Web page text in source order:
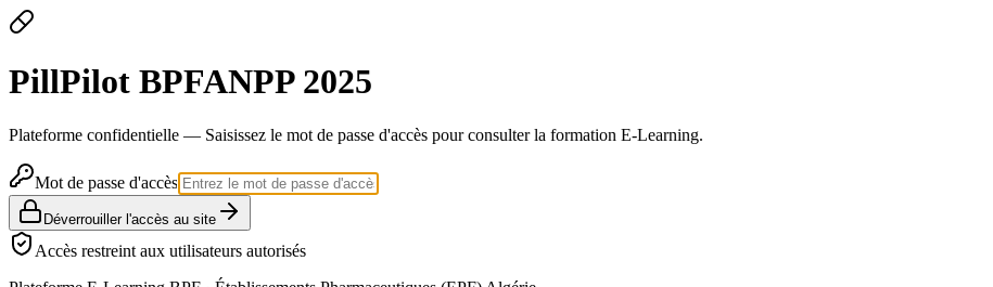
PillPilot BPFANPP 2025
Plateforme confidentielle — Saisissez le mot de passe d'accès pour consulter la formation E-Learning.
Mot de passe d'accès
Déverrouiller l'accès au site
Accès restreint aux utilisateurs autorisés